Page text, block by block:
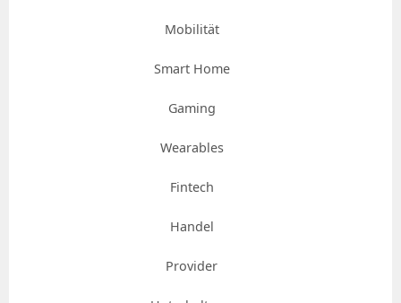
Mobilität
Smart Home
Gaming
Wearables
Fintech
Handel
Provider